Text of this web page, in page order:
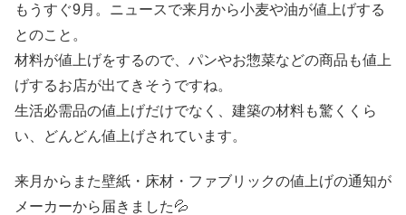
もうすぐ9月。ニュースで来月から小麦や油が値上げする
とのこと。
材料が値上げをするので、パンやお惣菜などの商品も値上
げするお店が出てきそうですね。
生活必需品の値上げだけでなく、建築の材料も驚くくら
い、どんどん値上げされています。
来月からまた壁紙・床材・ファブリックの値上げの通知が
メーカーから届きました💦